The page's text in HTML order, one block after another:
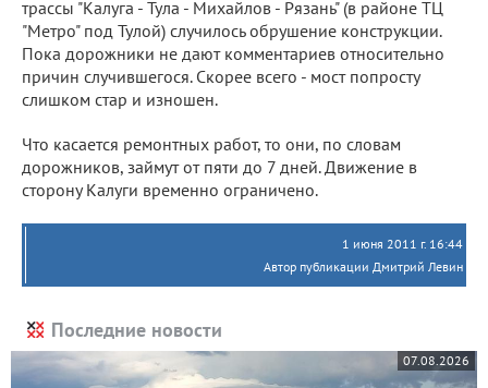
трассы "Калуга - Тула - Михайлов - Рязань" (в районе ТЦ
"Метро" под Тулой) случилось обрушение конструкции.
Пока дорожники не дают комментариев относительно
причин случившегося. Скорее всего - мост попросту
слишком стар и изношен.
Что касается ремонтных работ, то они, по словам
дорожников, займут от пяти до 7 дней. Движение в
сторону Калуги временно ограничено.
1 июня 2011 г. 16:44
Автор публикации Дмитрий Левин
Последние новости
07.08.2026